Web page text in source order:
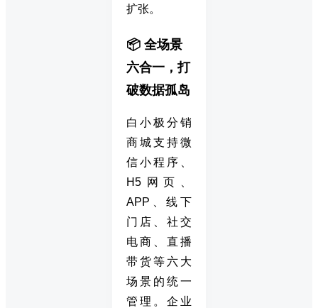
扩张。
📦 全场景
六合一，打
破数据孤岛
白小极分销
商城支持微
信小程序、
H5网页、
APP、线下
门店、社交
电商、直播
带货等六大
场景的统一
管理。企业